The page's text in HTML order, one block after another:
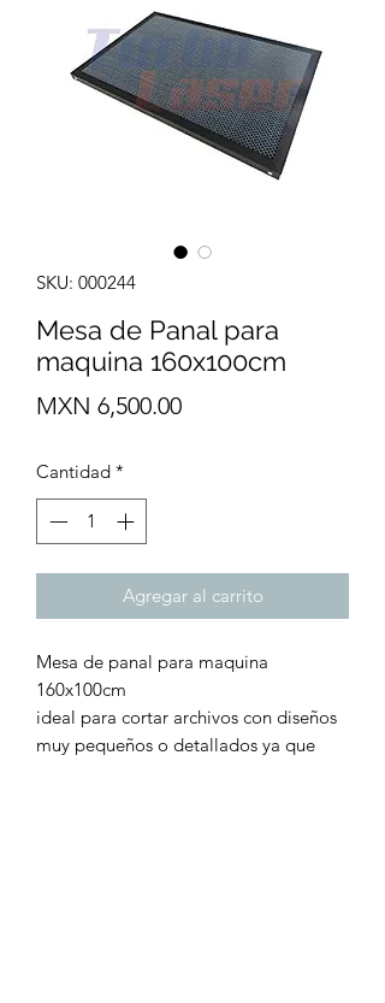
SKU: 000244
Mesa de Panal para
maquina 160x100cm
MXN 6,500.00Precio
Cantidad *
Agregar al carrito
Mesa de panal para maquina
160x100cm
ideal para cortar archivos con diseños
muy pequeños o detallados ya que